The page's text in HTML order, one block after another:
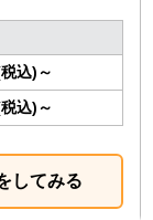
込)～
込)～
してみる